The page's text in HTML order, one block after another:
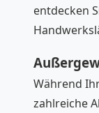
entdecken
Während
zahlreiche